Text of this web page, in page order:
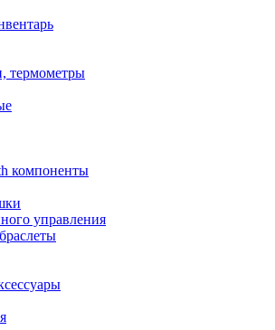
термометры
компоненты
управления